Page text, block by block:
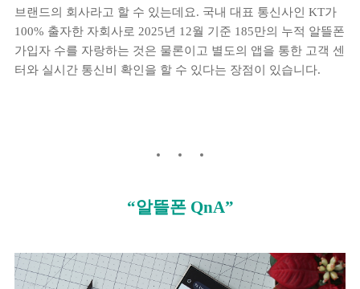
브랜드의 회사라고 할 수 있는데요. 국내 대표 통신사인 KT가
100% 출자한 자회사로 2025년 12월 기준 185만의 누적 알뜰폰
가입자 수를 자랑하는 것은 물론이고 별도의 앱을 통한 고객 센
터와 실시간 통신비 확인을 할 수 있다는 장점이 있습니다.
“알뜰폰 QnA”